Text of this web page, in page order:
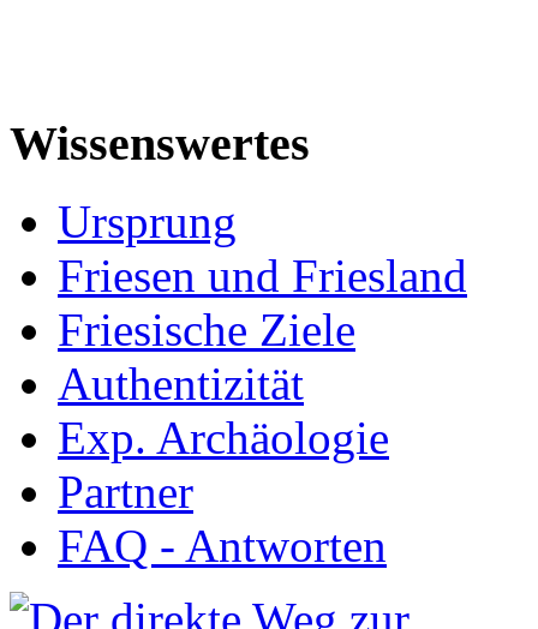
Wissenswertes
Ursprung
Friesen und Friesland
Friesische Ziele
Authentizität
Exp. Archäologie
Partner
FAQ - Antworten